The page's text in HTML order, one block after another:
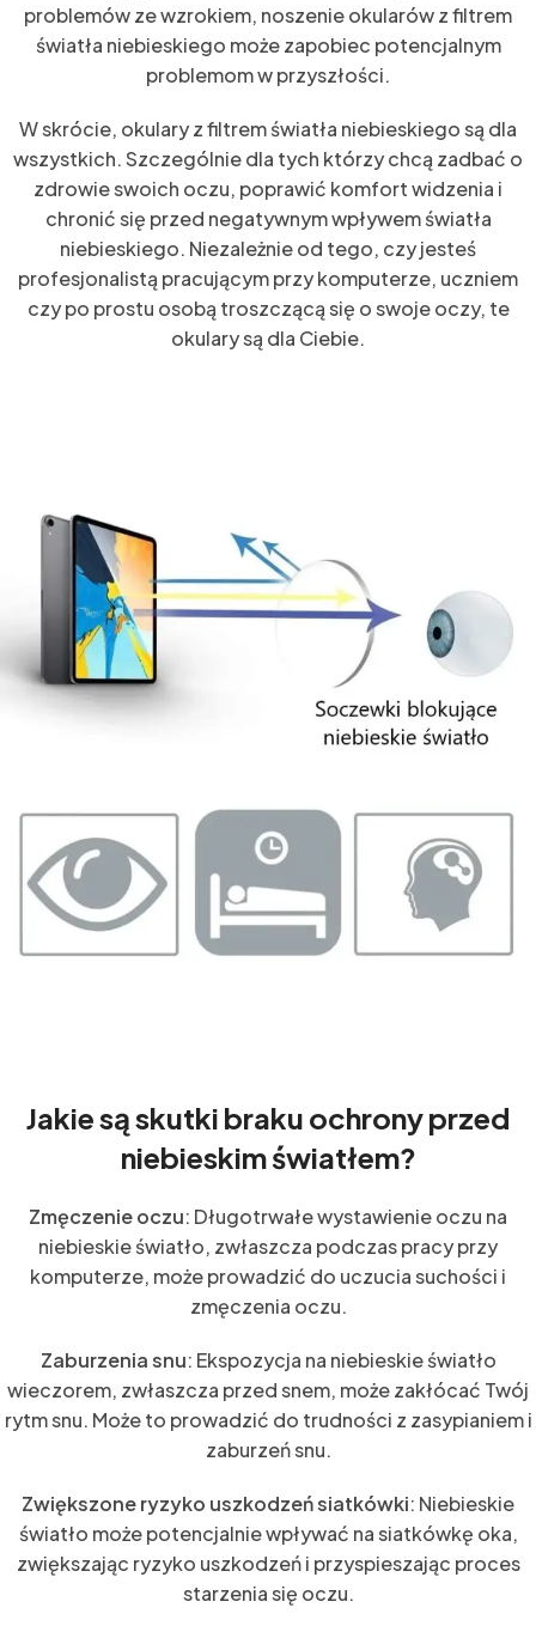
problemów ze wzrokiem, noszenie okularów z filtrem
światła niebieskiego może zapobiec potencjalnym
problemom w przyszłości.
W skrócie, okulary z filtrem światła niebieskiego są dla
wszystkich. Szczególnie dla tych którzy chcą zadbać o
zdrowie swoich oczu, poprawić komfort widzenia i
chronić się przed negatywnym wpływem światła
niebieskiego. Niezależnie od tego, czy jesteś
profesjonalistą pracującym przy komputerze, uczniem
czy po prostu osobą troszczącą się o swoje oczy, te
okulary są dla Ciebie.
Jakie są skutki braku ochrony przed
niebieskim światłem?
Zmęczenie oczu: Długotrwałe wystawienie oczu na
niebieskie światło, zwłaszcza podczas pracy przy
komputerze, może prowadzić do uczucia suchości i
zmęczenia oczu.
Zaburzenia snu: Ekspozycja na niebieskie światło
wieczorem, zwłaszcza przed snem, może zakłócać Twój
rytm snu. Może to prowadzić do trudności z zasypianiem i
zaburzeń snu.
Zwiększone ryzyko uszkodzeń siatkówki: Niebieskie
światło może potencjalnie wpływać na siatkówkę oka,
zwiększając ryzyko uszkodzeń i przyspieszając proces
starzenia się oczu.